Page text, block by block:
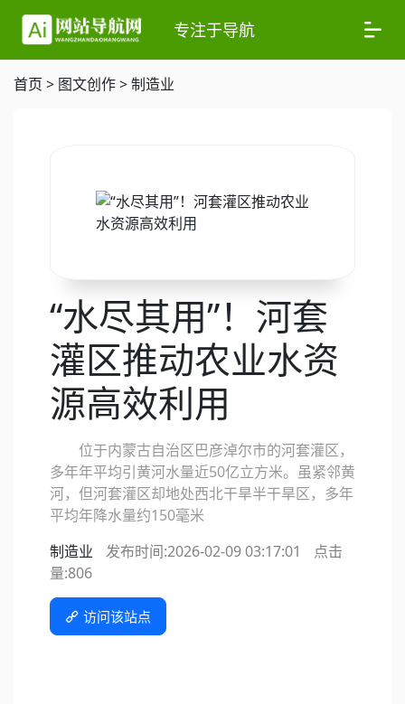
专注于导航
首页 > 图文创作>制造业
“水尽其用”！河套
灌区推动农业水资
源高效利用
位于内蒙古自治区巴彦淖尔市的河套灌区，
多年年平均引黄河水量近50亿立方米。虽紧邻黄
河，但河套灌区却地处西北干旱半干旱区，多年
平均年降水量约150毫米
制造业
发布时间:2026-02-09 03:17:01
点击
量:806
访问该站点